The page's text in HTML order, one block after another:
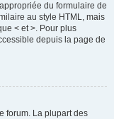
du formulaire de
au style HTML, mais
< et >. Pour plus
depuis la page de
forum. La plupart des